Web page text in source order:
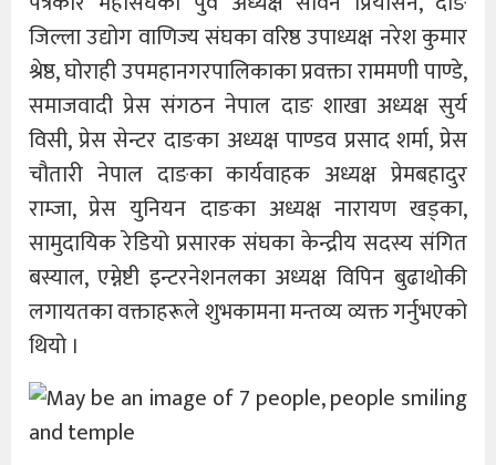
जिल्ला उद्योग वाणिज्य संघका वरिष्ठ उपाध्यक्ष नरेश कुमार
श्रेष्ठ, घोराही उपमहानगरपालिकाका प्रवक्ता राममणी पाण्डे,
समाजवादी प्रेस संगठन नेपाल दाङ शाखा अध्यक्ष सुर्य
विसी, प्रेस सेन्टर दाङका अध्यक्ष पाण्डव प्रसाद शर्मा, प्रेस
चौतारी नेपाल दाङका कार्यवाहक अध्यक्ष प्रेमबहादुर
राम्जा, प्रेस युनियन दाङका अध्यक्ष नारायण खड्का,
सामुदायिक रेडियो प्रसारक संघका केन्द्रीय सदस्य संगित
बस्याल, एम्नेष्टी इन्टरनेशनलका अध्यक्ष विपिन बुढाथोकी
लगायतका वक्ताहरूले शुभकामना मन्तव्य व्यक्त गर्नुभएको
थियो ।